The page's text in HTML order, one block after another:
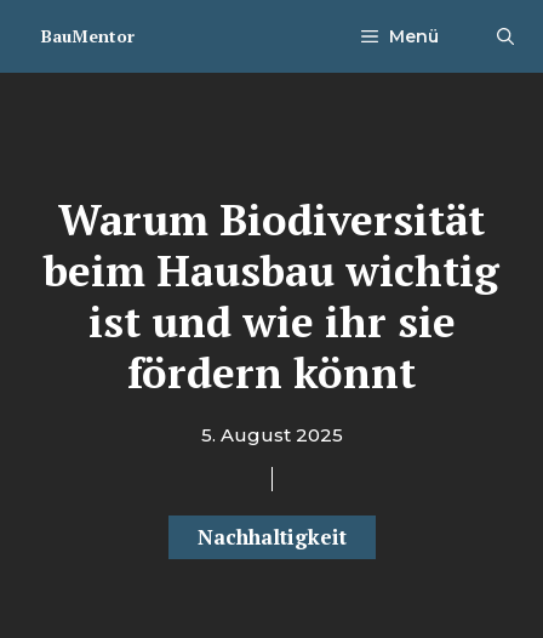
InhaltBauMentor Menü
Warum Biodiversität
beim Hausbau wichtig
ist und wie ihr sie
fördern könnt
5. August 2025
Nachhaltigkeit